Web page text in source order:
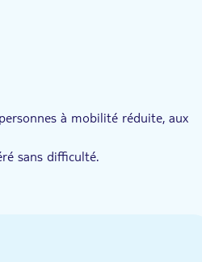
inoubliable.
à mobilité réduite, aux
sans difficulté.